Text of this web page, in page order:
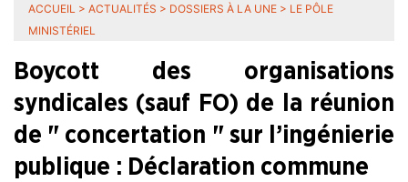
ACCUEIL > ACTUALITÉS > DOSSIERS À LA UNE > LE PÔLE
MINISTÉRIEL
Boycott des organisations
syndicales (sauf FO) de la réunion
de " concertation " sur l’ingénierie
publique : Déclaration commune